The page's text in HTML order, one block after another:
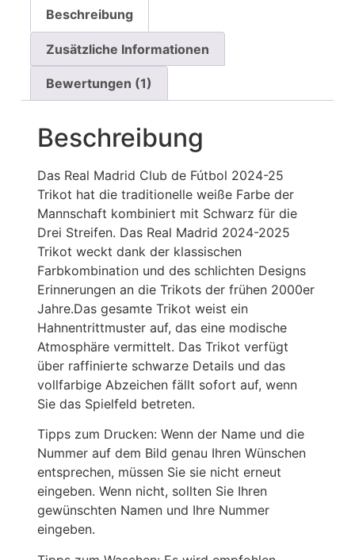
Beschreibung
Zusätzliche Informationen
Bewertungen (1)
Beschreibung
Das Real Madrid Club de Fútbol 2024-25
Trikot hat die traditionelle weiße Farbe der
Mannschaft kombiniert mit Schwarz für die
Drei Streifen. Das Real Madrid 2024-2025
Trikot weckt dank der klassischen
Farbkombination und des schlichten Designs
Erinnerungen an die Trikots der frühen 2000er
Jahre.Das gesamte Trikot weist ein
Hahnentrittmuster auf, das eine modische
Atmosphäre vermittelt. Das Trikot verfügt
über raffinierte schwarze Details und das
vollfarbige Abzeichen fällt sofort auf, wenn
Sie das Spielfeld betreten.
Tipps zum Drucken: Wenn der Name und die
Nummer auf dem Bild genau Ihren Wünschen
entsprechen, müssen Sie sie nicht erneut
eingeben. Wenn nicht, sollten Sie Ihren
gewünschten Namen und Ihre Nummer
eingeben.